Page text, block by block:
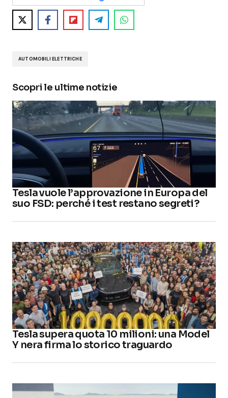
AUTOMOBILI ELETTRICHE
Scopri le ultime notizie
Tesla vuole l’approvazione in Europa del
suo FSD: perché i test restano segreti?
Tesla supera quota 10 milioni: una Model
Y nera firma lo storico traguardo